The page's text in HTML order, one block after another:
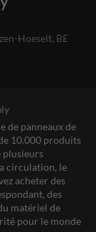
Hoeselt, BE
de panneaux de
10.000 produits
plusieurs
circulation, le
acheter des
des
matériel de
pour le monde